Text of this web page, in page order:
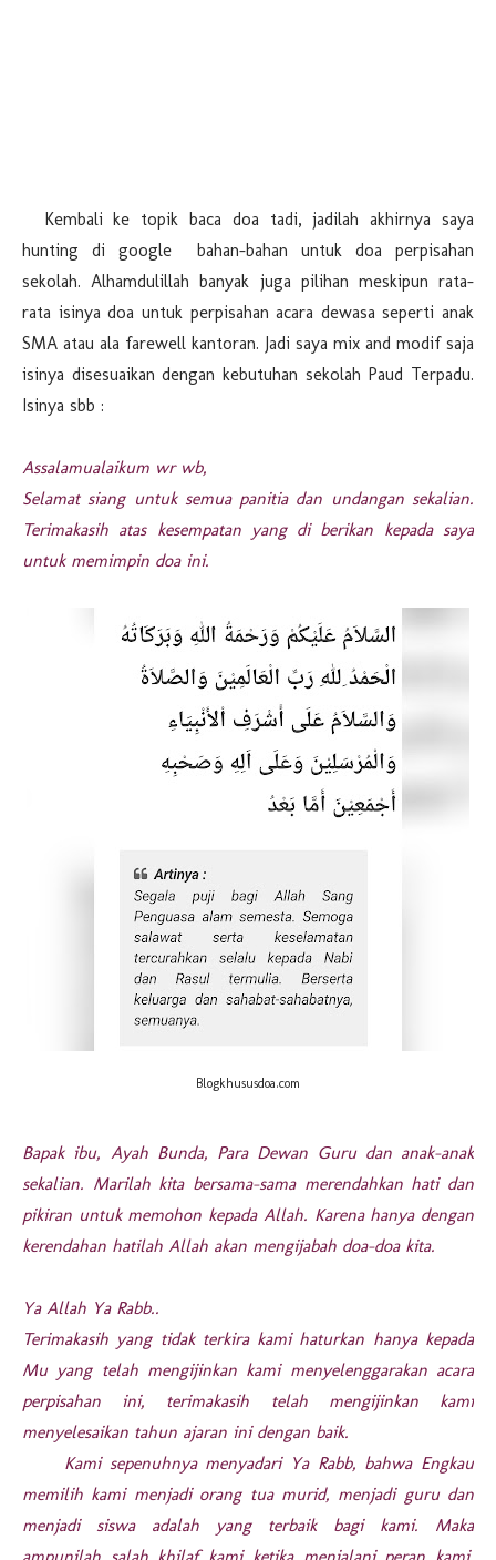
Kembali ke topik baca doa tadi, jadilah akhirnya saya
hunting di google bahan-bahan untuk doa perpisahan
sekolah. Alhamdulillah banyak juga pilihan meskipun rata-
rata isinya doa untuk perpisahan acara dewasa seperti anak
SMA atau ala farewell kantoran. Jadi saya mix and modif saja
isinya disesuaikan dengan kebutuhan sekolah Paud Terpadu.
Isinya sbb :
Assalamualaikum wr wb,
Selamat siang untuk semua panitia dan undangan sekalian.
Terimakasih atas kesempatan yang di berikan kepada saya
untuk memimpin doa ini.
Blogkhususdoa.com
Bapak ibu, Ayah Bunda, Para Dewan Guru dan anak-anak
sekalian. Marilah kita bersama-sama merendahkan hati dan
pikiran untuk memohon kepada Allah. Karena hanya dengan
kerendahan hatilah Allah akan mengijabah doa-doa kita.
Ya Allah Ya Rabb..
Terimakasih yang tidak terkira kami haturkan hanya kepada
Mu yang telah mengijinkan kami menyelenggarakan acara
perpisahan ini, terimakasih telah mengijinkan kami
menyelesaikan tahun ajaran ini dengan baik.
Kami sepenuhnya menyadari Ya Rabb, bahwa Engkau
memilih kami menjadi orang tua murid, menjadi guru dan
menjadi siswa adalah yang terbaik bagi kami. Maka